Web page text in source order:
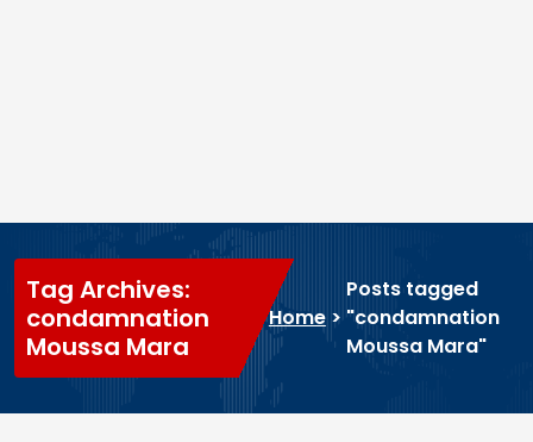
Tag Archives:
condamnation
Moussa Mara
Home>
Posts tagged
"condamnation
Moussa Mara"